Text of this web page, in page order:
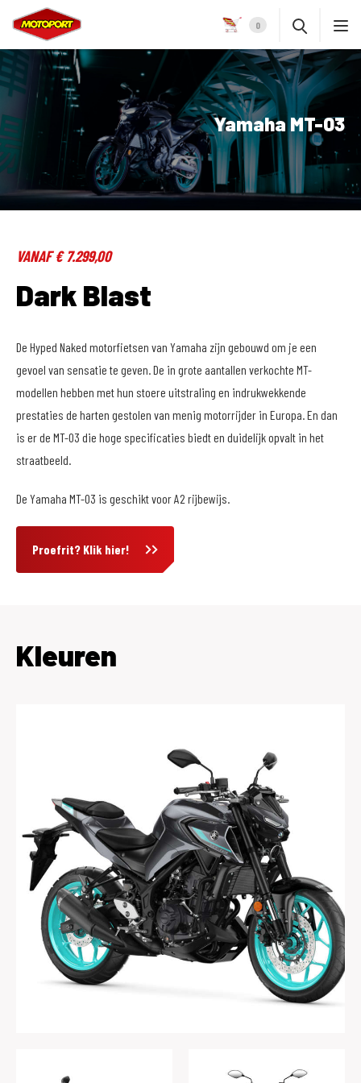
0
Yamaha MT-03
VANAF € 7.299,00
Dark Blast
De Hyped Naked motorfietsen van Yamaha zijn gebouwd om je een
gevoel van sensatie te geven. De in grote aantallen verkochte MT-
modellen hebben met hun stoere uitstraling en indrukwekkende
prestaties de harten gestolen van menig motorrijder in Europa. En dan
is er de MT-03 die hoge specificaties biedt en duidelijk opvalt in het
straatbeeld.
De Yamaha MT-03 is geschikt voor A2 rijbewijs.
Proefrit? Klik hier!
Kleuren